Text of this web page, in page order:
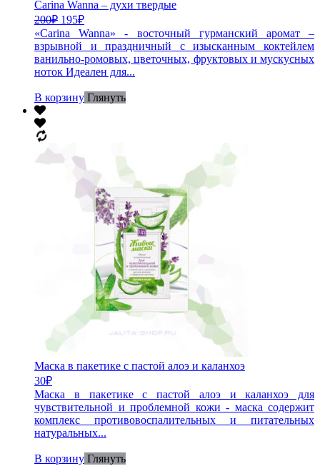
Carina Wanna – духи твердые
200₽ 195₽
«Carina Wanna» - восточный гурманский аромат –
взрывной и праздничный с изысканным коктейлем
ванильно-ромовых, цветочных, фруктовых и мускусных
ноток Идеален для...
В корзину Глянуть
Маска в пакетике с пастой алоэ и каланхоэ
30₽
Маска в пакетике с пастой алоэ и каланхоэ для
чувствительной и проблемной кожи - маска содержит
комплекс противовоспалительных и питательных
натуральных...
В корзину Глянуть